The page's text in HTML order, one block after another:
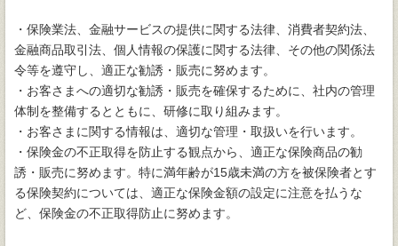
・保険業法、金融サービスの提供に関する法律、消費者契約法、
金融商品取引法、個人情報の保護に関する法律、その他の関係法
令等を遵守し、適正な勧誘・販売に努めます。
・お客さまへの適切な勧誘・販売を確保するために、社内の管理
体制を整備するとともに、研修に取り組みます。
・お客さまに関する情報は、適切な管理・取扱いを行います。
・保険金の不正取得を防止する観点から、適正な保険商品の勧
誘・販売に努めます。特に満年齢が15歳未満の方を被保険者とす
る保険契約については、適正な保険金額の設定に注意を払うな
ど、保険金の不正取得防止に努めます。